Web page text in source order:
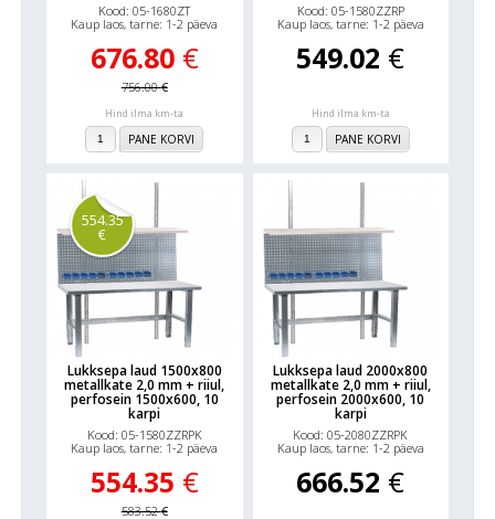
Kood: 05-1680ZT
Kaup laos, tarne: 1-2 päeva
676.80 €
756.00€
Hind ilma km-ta
PANE KORVI
Kood: 05-1580ZZRP
Kaup laos, tarne: 1-2 päeva
549.02 €
Hind ilma km-ta
PANE KORVI
554.35
€
Lukksepa laud 1500x800
metallkate 2,0 mm + riiul,
perfosein 1500x600, 10
karpi
Kood: 05-1580ZZRPK
Kaup laos, tarne: 1-2 päeva
554.35 €
583.52€
Lukksepa laud 2000x800
metallkate 2,0 mm + riiul,
perfosein 2000x600, 10
karpi
Kood: 05-2080ZZRPK
Kaup laos, tarne: 1-2 päeva
666.52 €